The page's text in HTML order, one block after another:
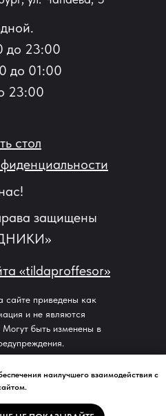
защищены
стол
сайте приведены как
и не являются
Могут быть изменены в
«tildaproffesor»‬
до 23:00
23:00
до 01:00
Свяжитесь с нами
наилучшего взаимодействия с